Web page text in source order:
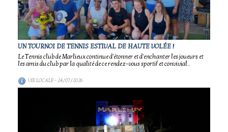
UN TOURNOI DE TENNIS ESTIVAL DE HAUTE VOLÉE !
Le Tennis club de Marlieux continue d'étonner et d'enchanter les joueurs et
les amis du club par la qualité de ce rendez-vous sportif et convivial..
VIE LOCALE- 24/07/2026